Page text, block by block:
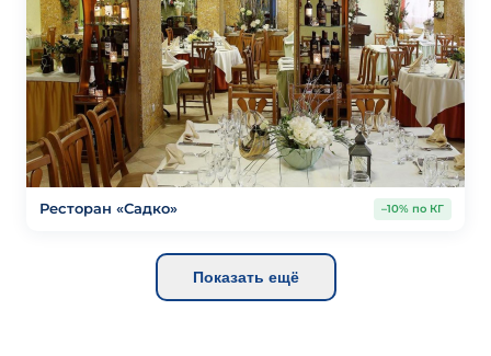
Ресторан «Садко» –10% по КГ
Показать ещё